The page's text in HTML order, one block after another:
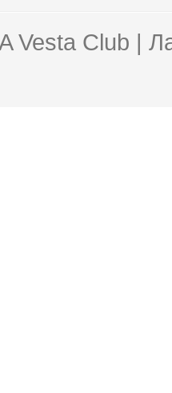
Vesta Club |